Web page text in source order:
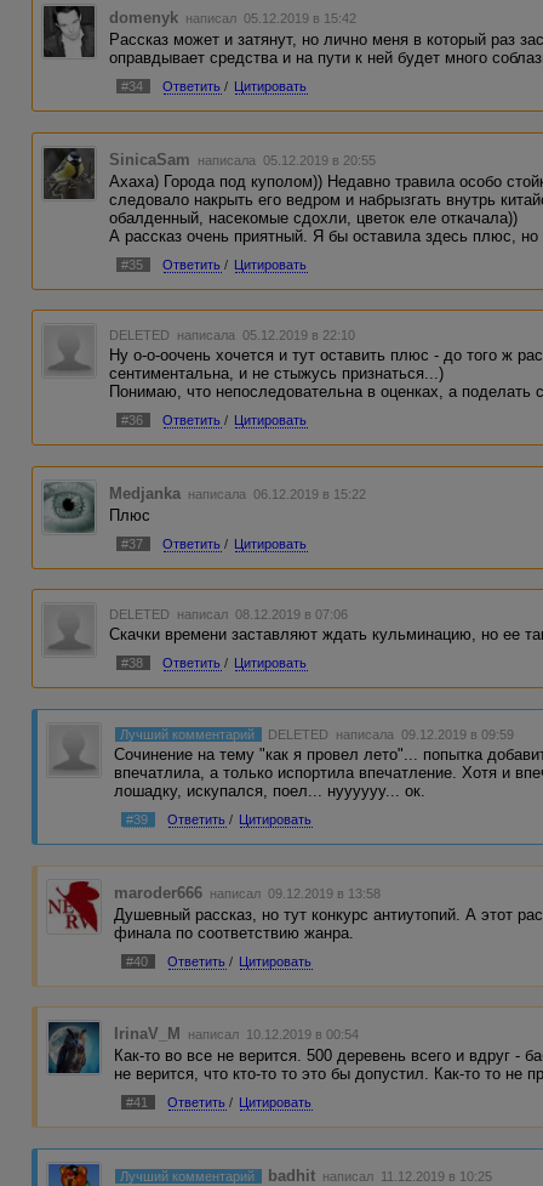
domenyk написал 05.12.2019 в 15:42
Рассказ может и затянут, но лично меня в который раз
оправдывает средства и на пути к ней будет много
#34 Ответить / Цитировать
SinicaSam написала 05.12.2019 в 20:55
Ахаха) Города под куполом)) Недавно травила особо
следовало накрыть его ведром и набрызгать внутрь
обалденный, насекомые сдохли, цветок еле откачала))
А рассказ очень приятный. Я бы оставила здесь плюс,
#35 Ответить / Цитировать
DELETED написала 05.12.2019 в 22:10
Ну о-о-оочень хочется и тут оставить плюс - до того ж
сентиментальна, и не стыжусь признаться...)
Понимаю, что непоследовательна в оценках, а поделать
#36 Ответить / Цитировать
Medjanka написала 06.12.2019 в 15:22
Плюс
#37 Ответить / Цитировать
DELETED написал 08.12.2019 в 07:06
Скачки времени заставляют ждать кульминацию, но ее
#38 Ответить / Цитировать
Лучший комментарий DELETED написала 09.12.2019 в 09:59
Сочинение на тему "как я провел лето"... попытка
впечатлила, а только испортила впечатление. Хотя и
лошадку, искупался, поел... нуууууу... ок.
#39 Ответить / Цитировать
maroder666 написал 09.12.2019 в 13:58
Душевный рассказ, но тут конкурс антиутопий. А этот
финала по соответствию жанра.
#40 Ответить / Цитировать
IrinaV_M написал 10.12.2019 в 00:54
Как-то во все не верится. 500 деревень всего и вдруг
не верится, что кто-то то это бы допустил. Как-то то не
#41 Ответить / Цитировать
Лучший комментарий badhit написал 11.12.2019 в 10:25